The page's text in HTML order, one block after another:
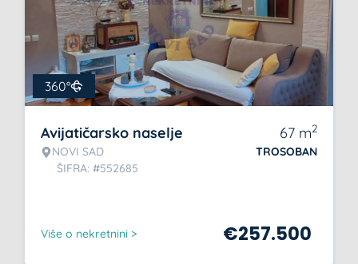
360°
Avijatičarsko naselje
NOVI SAD
ŠIFRA: #552685
67 m2
TROSOBAN
Više o nekretnini > €257.500